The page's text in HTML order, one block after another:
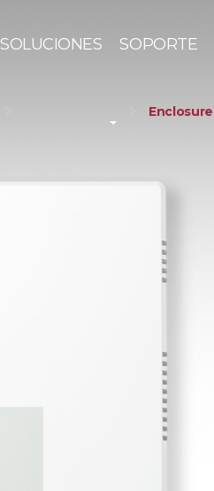
SOLUCIONES SOPORTE
Enclosure